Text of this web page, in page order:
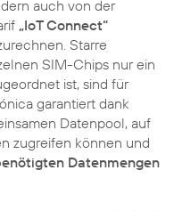
auch von der
„IoT Connect“
Starre
SIM-Chips nur ein
ist, sind für
garantiert dank
Datenpool, auf
zugreifen können und
Datenmengen